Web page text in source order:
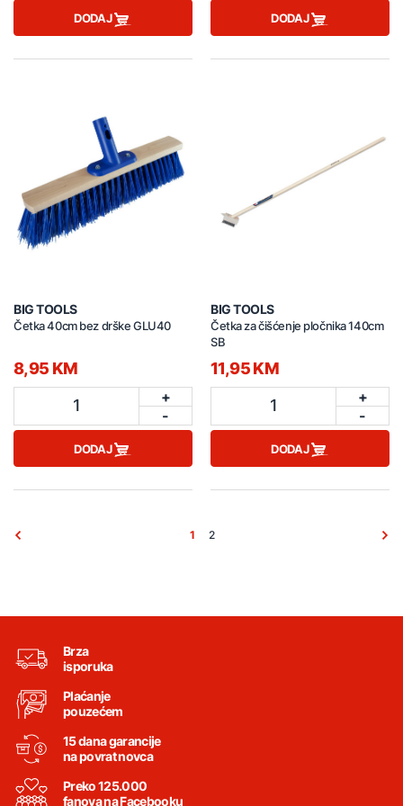
DODAJ DODAJ
BIG TOOLS
Četka 40cm bez drške GLU40
8,95 KM
1
+
-
DODAJ
BIG TOOLS
Četka za čišćenje pločnika 140cm
SB
11,95 KM
1
+
-
DODAJ
1 2
Brza
isporuka
Plaćanje
pouzećem
15 dana garancije
na povrat novca
Preko 125.000
fanova na Facebooku